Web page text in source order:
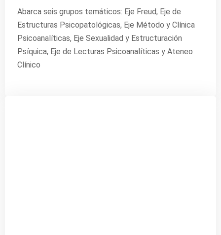
Abarca seis grupos temáticos: Eje Freud, Eje de
Estructuras Psicopatológicas, Eje Método y Clínica
Psicoanalíticas, Eje Sexualidad y Estructuración
Psíquica, Eje de Lecturas Psicoanalíticas y Ateneo
Clínico